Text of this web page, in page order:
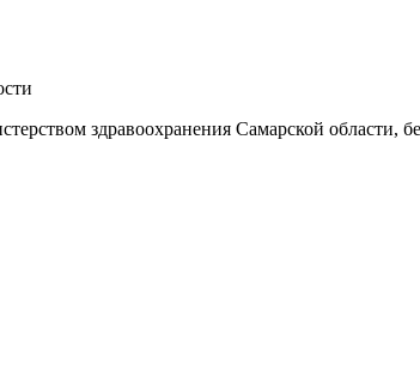
здравоохранения Самарской области,